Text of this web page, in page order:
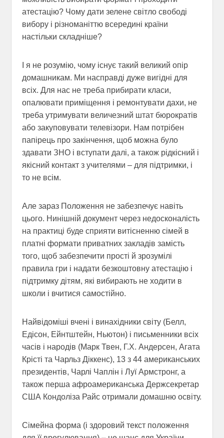
атестацію? Чому дати зелене світло свободі
вибору і різноманіттю всередині країни
настільки складніше?
І я не розумію, чому існує такий великий опір
домашникам. Ми насправді дуже вигідні для
всіх. Для нас не треба прибирати класи,
опалювати приміщення і ремонтувати дахи, не
треба утримувати величезний штат бюрократів
або закуповувати телевізори. Нам потрібен
папірець про закінчення, щоб можна було
здавати ЗНО і вступати далі, а також рідкісний і
якісний контакт з учителями – для підтримки, і
то не всім.
Але зараз Положення не забезпечує навіть
цього. Нинішній документ через недосконалість
на практиці буде сприяти витісненню сімей в
платні формати приватних закладів замість
того, щоб забезпечити прості й зрозумілі
правила гри і надати безкоштовну атестацію і
підтримку дітям, які вибирають не ходити в
школи і вчитися самостійно.
Найвідоміші вчені і винахідники світу (Белл,
Едісон, Ейнтштейн, Ньютон) і письменники всіх
часів і народів (Марк Твен, Г.Х. Андерсен, Агата
Крісті та Чарльз Діккенс), 13 з 44 американських
президентів, Чарлі Чаплін і Луї Армстронг, а
також перша афроамериканська Держсекретар
США Кондоліза Райс отримали домашню освіту.
Сімейна форма (і здоровий текст положення